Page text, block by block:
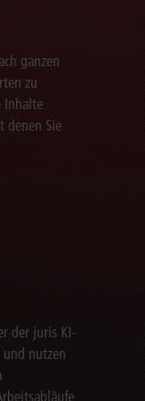
ganzen
zu
Inhalte
denen Sie
der juris KI-
und nutzen